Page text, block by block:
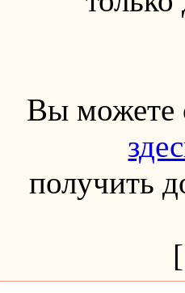
Вы можете
получить